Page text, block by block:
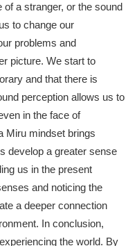
of a stranger, or the sound
to change our
problems and
picture. We start to
and that there is
perception allows us to
in the face of
Miru mindset brings
develop a greater sense
us in the present
and noticing the
a deeper connection
In conclusion,
the world. By